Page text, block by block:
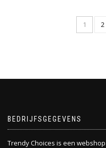
1 2
BEDRIJFSGEGEVENS
Trendy Choices is een